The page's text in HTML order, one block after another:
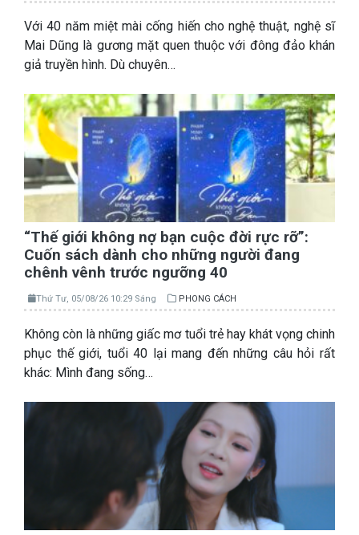
Với 40 năm miệt mài cống hiến cho nghệ thuật, nghệ sĩ
Mai Dũng là gương mặt quen thuộc với đông đảo khán
giả truyền hình. Dù chuyên…
“Thế giới không nợ bạn cuộc đời rực rỡ”:
Cuốn sách dành cho những người đang
chênh vênh trước ngưỡng 40
Thứ Tư, 05/08/26 10:29 Sáng PHONG CÁCH
Không còn là những giấc mơ tuổi trẻ hay khát vọng chinh
phục thế giới, tuổi 40 lại mang đến những câu hỏi rất
khác: Mình đang sống…